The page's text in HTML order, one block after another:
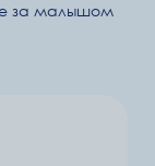
за малышом